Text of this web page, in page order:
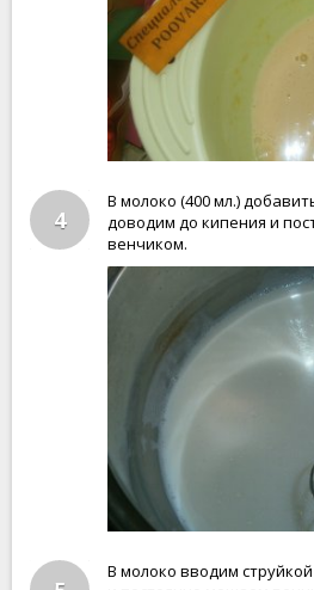
4
В молоко (400 мл.)
доводим до кипения и
венчиком.
В молоко вводим